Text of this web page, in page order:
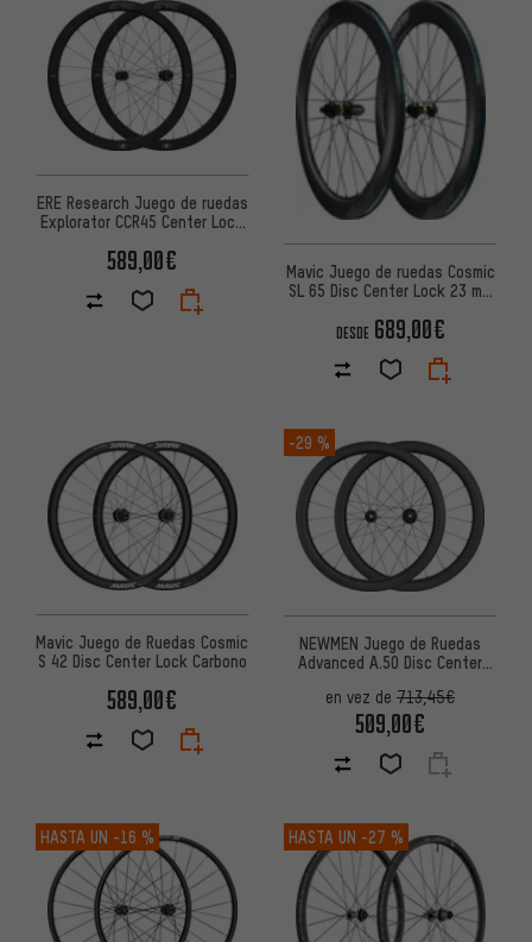
ERE Research Juego de ruedas
Explorator CCR45 Center Lock
589,00€
Mavic Juego de ruedas Cosmic
SL 65 Disc Center Lock 23 mm
DESDE 689,00€
Mavic Juego de Ruedas Cosmic
S 42 Disc Center Lock Carbono
589,00€
-29 %
NEWMEN Juego de Ruedas
Advanced A.50 Disc Center
en vez de 713,45€
509,00€
HASTA UN -16 % HASTA UN -27 %